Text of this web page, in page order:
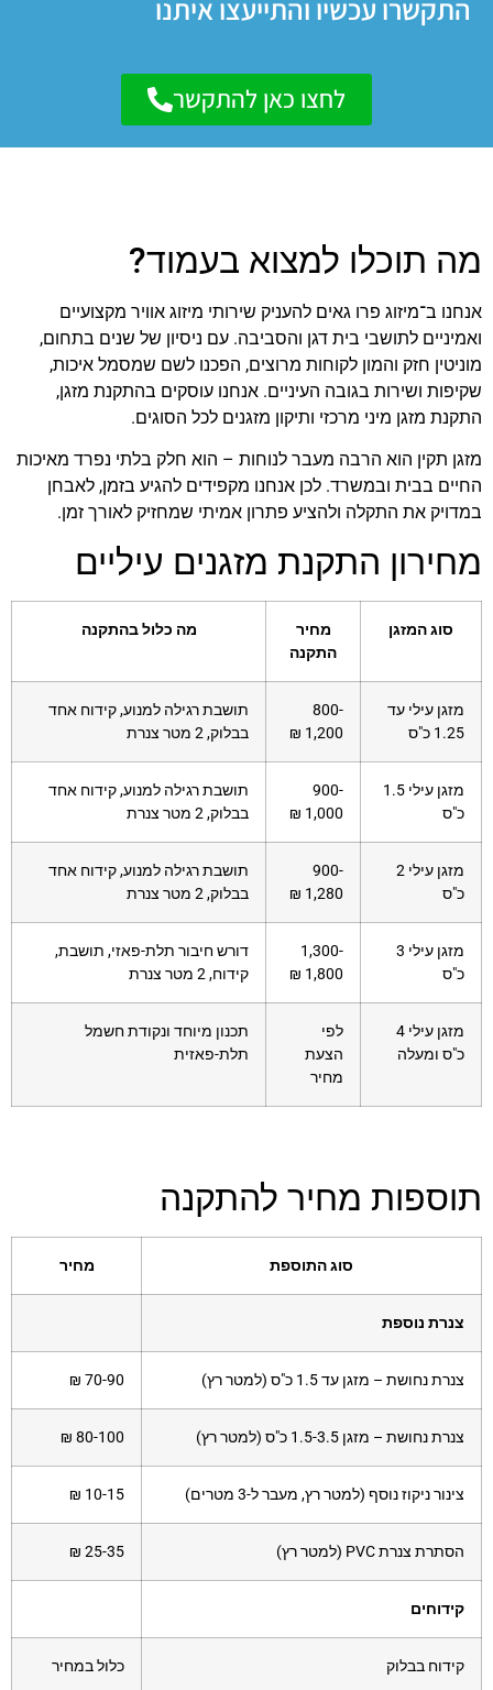
התקשרו עכשיו והתייעצו איתנו
לחצו כאן להתקשר
מה תוכלו למצוא בעמוד?
אנחנו ב־מיזוג פרו גאים להעניק שירותי מיזוג אוויר מקצועיים
ואמיניים לתושבי בית דגן והסביבה. עם ניסיון של שנים בתחום,
מוניטין חזק והמון לקוחות מרוצים, הפכנו לשם שמסמל איכות,
שקיפות ושירות בגובה העיניים. אנחנו עוסקים בהתקנת מזגן,
התקנת מזגן מיני מרכזי ותיקון מזגנים לכל הסוגים.
מזגן תקין הוא הרבה מעבר לנוחות – הוא חלק בלתי נפרד מאיכות
החיים בבית ובמשרד. לכן אנחנו מקפידים להגיע בזמן, לאבחן
במדויק את התקלה ולהציע פתרון אמיתי שמחזיק לאורך זמן.
מחירון התקנת מזגנים עיליים
סוג המזגן
מחיר
התקנה
מה כלול בהתקנה
מזגן עילי עד
1.25 כ"ס
800-
1,200 ₪
תושבת רגילה למנוע, קידוח אחד
בבלוק, 2 מטר צנרת
מזגן עילי 1.5
כ"ס
900-
1,000 ₪
תושבת רגילה למנוע, קידוח אחד
בבלוק, 2 מטר צנרת
מזגן עילי 2
כ"ס
900-
1,280 ₪
תושבת רגילה למנוע, קידוח אחד
בבלוק, 2 מטר צנרת
מזגן עילי 3
כ"ס
1,300-
1,800 ₪
דורש חיבור תלת-פאזי, תושבת,
קידוח, 2 מטר צנרת
מזגן עילי 4
כ"ס ומעלה
לפי
הצעת
מחיר
תכנון מיוחד ונקודת חשמל
תלת-פאזית
תוספות מחיר להתקנה
סוג התוספת מחיר
צנרת נוספת
צנרת נחושת – מזגן עד 1.5 כ"ס (למטר רץ) 70-90 ₪
צנרת נחושת – מזגן 1.5-3.5 כ"ס (למטר רץ) 80-100 ₪
צינור ניקוז נוסף (למטר רץ, מעבר ל-3 מטרים) 10-15 ₪
הסתרת צנרת PVC (למטר רץ) 25-35 ₪
קידוחים
קידוח בבלוק כלול במחיר